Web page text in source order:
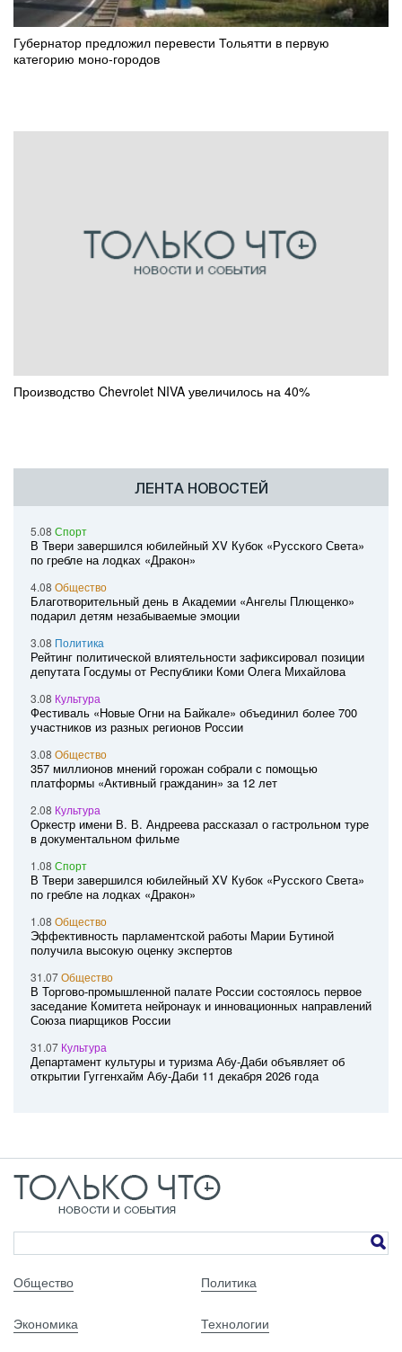
Губернатор предложил перевести Тольятти в первую
категорию моно-городов
Производство Chevrolet NIVA увеличилось на 40%
ЛЕНТА НОВОСТЕЙ
5.08 Спорт
В Твери завершился юбилейный XV Кубок «Русского Света»
по гребле на лодках «Дракон»
4.08 Общество
Благотворительный день в Академии «Ангелы Плющенко»
подарил детям незабываемые эмоции
3.08 Политика
Рейтинг политической влиятельности зафиксировал позиции
депутата Госдумы от Республики Коми Олега Михайлова
3.08 Культура
Фестиваль «Новые Огни на Байкале» объединил более 700
участников из разных регионов России
3.08 Общество
357 миллионов мнений горожан собрали с помощью
платформы «Активный гражданин» за 12 лет
2.08 Культура
Оркестр имени В. В. Андреева рассказал о гастрольном туре
в документальном фильме
1.08 Спорт
В Твери завершился юбилейный XV Кубок «Русского Света»
по гребле на лодках «Дракон»
1.08 Общество
Эффективность парламентской работы Марии Бутиной
получила высокую оценку экспертов
31.07Общество
В Торгово-промышленной палате России состоялось первое
заседание Комитета нейронаук и инновационных направлений
Союза пиарщиков России
31.07 Культура
Департамент культуры и туризма Абу-Даби объявляет об
открытии Гуггенхайм Абу-Даби 11 декабря 2026 года
Общество Политика
Экономика Технологии